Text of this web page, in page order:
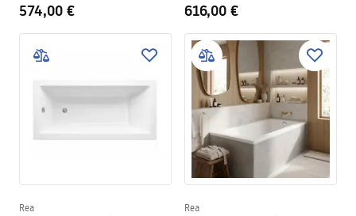
574,00 € 616,00 €
Rea Rea